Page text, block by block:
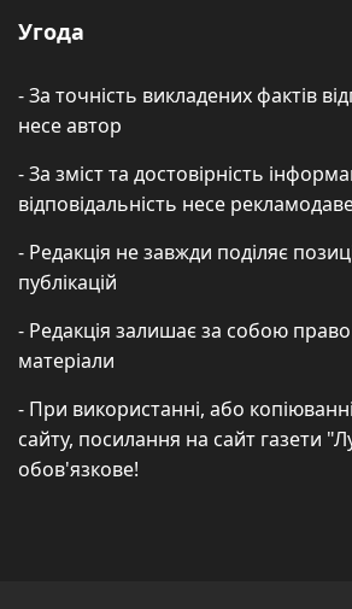
Угода
- За точність викладених фактів
несе автор
- За зміст та достовірність
відповідальність несе
- Редакція не завжди поділяє
публікацій
- Редакція залишає за собою
матеріали
- При використанні, або
сайту, посилання на сайт газети
обов'язкове!